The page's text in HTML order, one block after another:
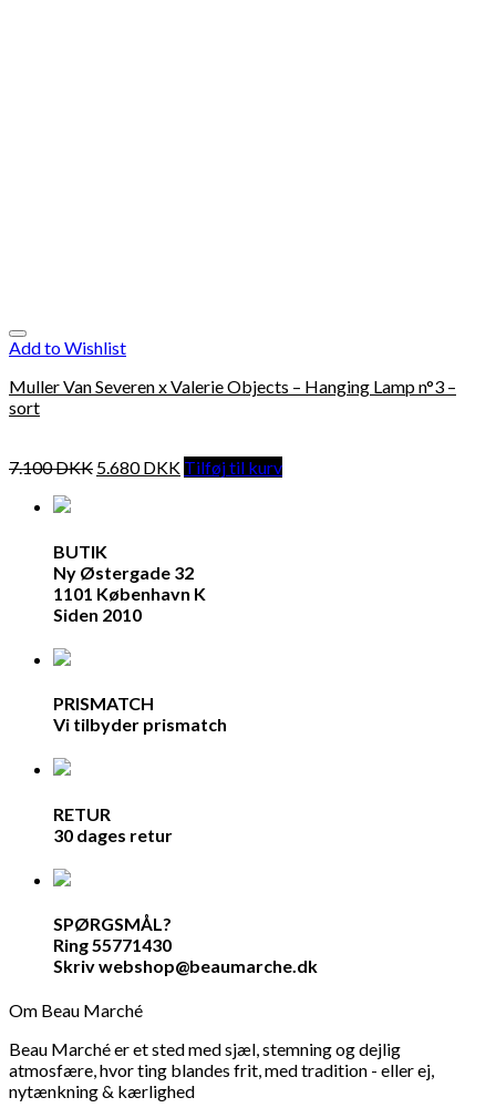
Add to Wishlist
Muller Van Severen x Valerie Objects – Hanging Lamp n°3 –
sort
7.100DKK 5.680DKK Tilføj til kurv
BUTIK
Ny Østergade 32
1101 København K
Siden 2010
PRISMATCH
Vi tilbyder prismatch
RETUR
30 dages retur
SPØRGSMÅL?
Ring 55771430
Skriv webshop@beaumarche.dk
Om Beau Marché
Beau Marché er et sted med sjæl, stemning og dejlig
atmosfære, hvor ting blandes frit, med tradition - eller ej,
nytænkning & kærlighed